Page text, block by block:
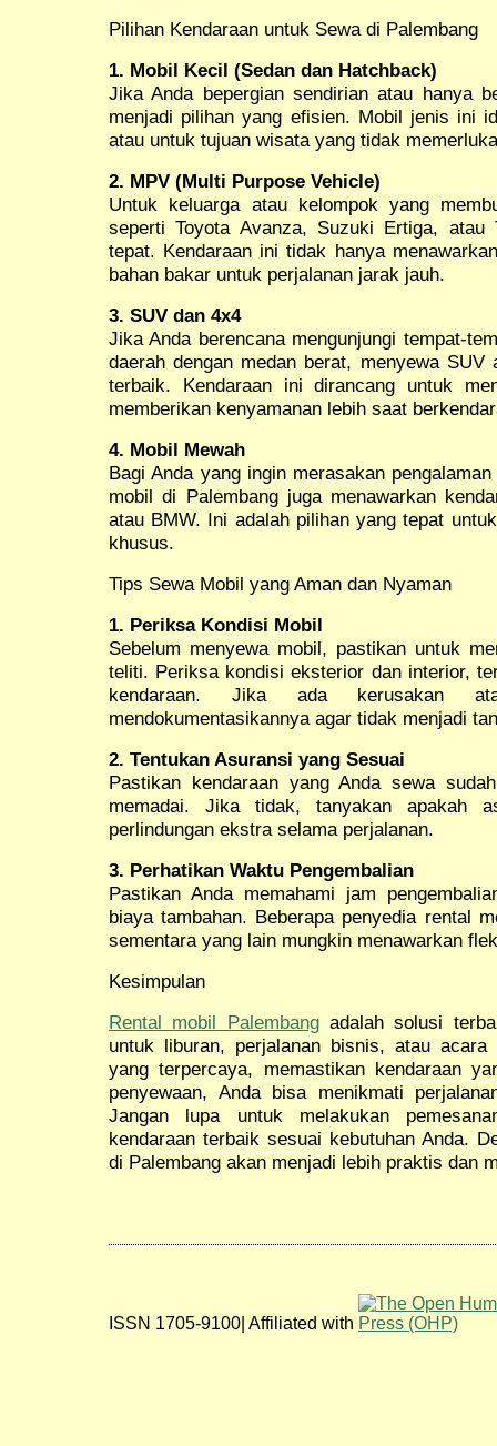
Pilihan Kendaraan untuk Sewa di Palembang
1. Mobil Kecil (Sedan dan Hatchback)
Jika Anda bepergian sendirian atau hanya
menjadi pilihan yang efisien. Mobil jenis ini
atau untuk tujuan wisata yang tidak
2. MPV (Multi Purpose Vehicle)
Untuk keluarga atau kelompok yang
seperti Toyota Avanza, Suzuki Ertiga, atau
tepat. Kendaraan ini tidak hanya
bahan bakar untuk perjalanan jarak jauh.
3. SUV dan 4x4
Jika Anda berencana mengunjungi tempat-
daerah dengan medan berat, menyewa
terbaik. Kendaraan ini dirancang untuk
memberikan kenyamanan lebih saat
4. Mobil Mewah
Bagi Anda yang ingin merasakan
mobil di Palembang juga menawarkan
atau BMW. Ini adalah pilihan yang tepat
khusus.
Tips Sewa Mobil yang Aman dan Nyaman
1. Periksa Kondisi Mobil
Sebelum menyewa mobil, pastikan untuk
teliti. Periksa kondisi eksterior dan interior,
kendaraan. Jika ada kerusakan
mendokumentasikannya agar tidak menjadi
2. Tentukan Asuransi yang Sesuai
Pastikan kendaraan yang Anda sewa
memadai. Jika tidak, tanyakan apakah
perlindungan ekstra selama perjalanan.
3. Perhatikan Waktu Pengembalian
Pastikan Anda memahami jam
biaya tambahan. Beberapa penyedia rental
sementara yang lain mungkin menawarkan
Kesimpulan
Rental mobil Palembangadalah solusi
untuk liburan, perjalanan bisnis, atau
yang terpercaya, memastikan kendaraan
penyewaan, Anda bisa menikmati
Jangan lupa untuk melakukan
kendaraan terbaik sesuai kebutuhan Anda.
di Palembang akan menjadi lebih praktis dan
ISSN 1705-9100| Affiliated with